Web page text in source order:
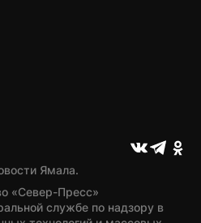
Ямала.
«Север-Пресс»
службе по надзору в